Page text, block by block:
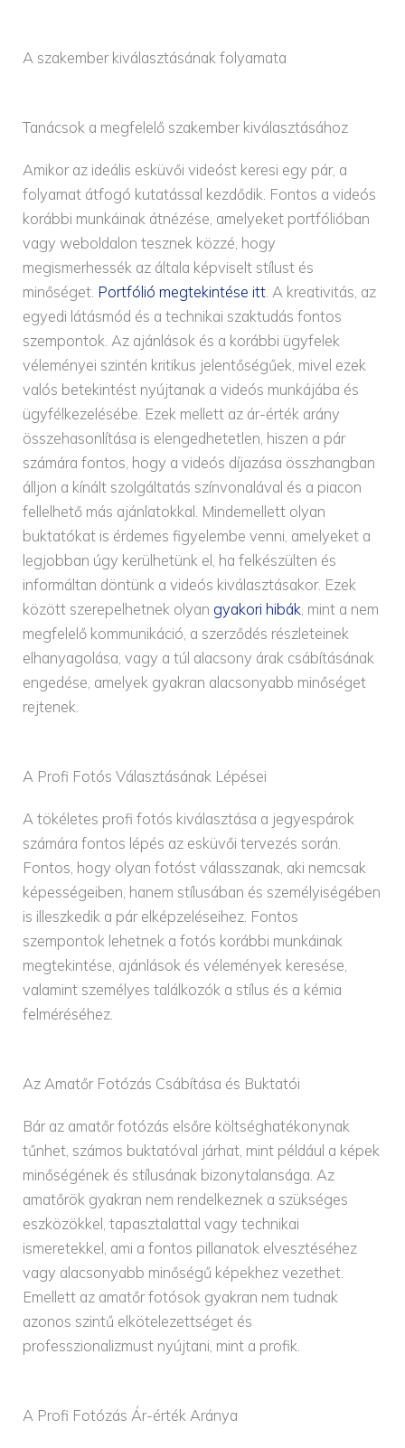
A szakember kiválasztásának folyamata
Tanácsok a megfelelő szakember kiválasztásához
Amikor az ideális esküvői videóst keresi egy pár, a
folyamat átfogó kutatással kezdődik. Fontos a videós
korábbi munkáinak átnézése, amelyeket portfólióban
vagy weboldalon tesznek közzé, hogy
megismerhessék az általa képviselt stílust és
minőséget. Portfólió megtekintése itt. A kreativitás, az
egyedi látásmód és a technikai szaktudás fontos
szempontok. Az ajánlások és a korábbi ügyfelek
véleményei szintén kritikus jelentőségűek, mivel ezek
valós betekintést nyújtanak a videós munkájába és
ügyfélkezelésébe. Ezek mellett az ár-érték arány
összehasonlítása is elengedhetetlen, hiszen a pár
számára fontos, hogy a videós díjazása összhangban
álljon a kínált szolgáltatás színvonalával és a piacon
fellelhető más ajánlatokkal. Mindemellett olyan
buktatókat is érdemes figyelembe venni, amelyeket a
legjobban úgy kerülhetünk el, ha felkészülten és
informáltan döntünk a videós kiválasztásakor. Ezek
között szerepelhetnek olyan gyakori hibák, mint a nem
megfelelő kommunikáció, a szerződés részleteinek
elhanyagolása, vagy a túl alacsony árak csábításának
engedése, amelyek gyakran alacsonyabb minőséget
rejtenek.
A Profi Fotós Választásának Lépései
A tökéletes profi fotós kiválasztása a jegyespárok
számára fontos lépés az esküvői tervezés során.
Fontos, hogy olyan fotóst válasszanak, aki nemcsak
képességeiben, hanem stílusában és személyiségében
is illeszkedik a pár elképzeléseihez. Fontos
szempontok lehetnek a fotós korábbi munkáinak
megtekintése, ajánlások és vélemények keresése,
valamint személyes találkozók a stílus és a kémia
felméréséhez.
Az Amatőr Fotózás Csábítása és Buktatói
Bár az amatőr fotózás elsőre költséghatékonynak
tűnhet, számos buktatóval járhat, mint például a képek
minőségének és stílusának bizonytalansága. Az
amatőrök gyakran nem rendelkeznek a szükséges
eszközökkel, tapasztalattal vagy technikai
ismeretekkel, ami a fontos pillanatok elvesztéséhez
vagy alacsonyabb minőségű képekhez vezethet.
Emellett az amatőr fotósok gyakran nem tudnak
azonos szintű elkötelezettséget és
professzionalizmust nyújtani, mint a profik.
A Profi Fotózás Ár-érték Aránya